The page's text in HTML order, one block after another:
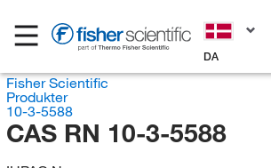
DA
Fisher Scientific
Produkter
10-3-5588
CAS RN 10-3-5588